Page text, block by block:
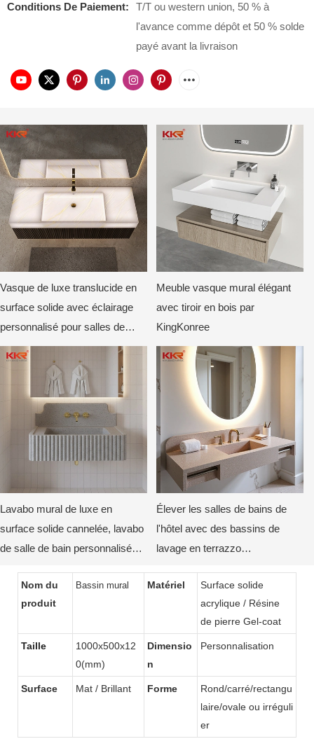
Conditions De Paiement:
T/T ou western union, 50 % à
l'avance comme dépôt et 50 % solde
payé avant la livraison
Vasque de luxe translucide en
surface solide avec éclairage
personnalisé pour salles de
bains d'hôtels et de villas
Meuble vasque mural élégant
avec tiroir en bois par
KingKonree
Lavabo mural de luxe en
surface solide cannelée, lavabo
de salle de bain personnalisé
Élever les salles de bains de
l'hôtel avec des bassins de
lavage en terrazzo
Nom du
produit
Bassin mural Matériel
Surface solide
acrylique / Résine
de pierre Gel-coat
Taille
1000x500x12
0(mm)
Dimensio
n
Personnalisation
Surface Mat / Brillant Forme
Rond/carré/rectangu
laire/ovale ou irréguli
er